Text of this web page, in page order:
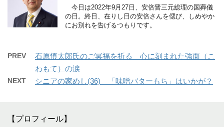
今日は2022年9月27日、安倍晋三元総理の国葬儀
の日。終日、在りし日の安倍さんを偲び、しめやか
にお別れを告げるつもりです。
PREV
石原慎太郎氏のご冥福を祈る 心に刻まれた強面（こ
わもて）の涙
NEXT シニアの家めし(36) 「味噌バターもち」はいかが？
【プロフィール】